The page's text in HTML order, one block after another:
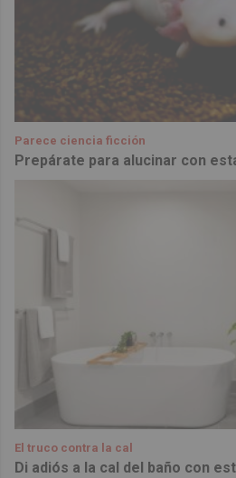
Parece ciencia ficción
Prepárate para alucinar con
El truco contra la cal
Di adiós a la cal del baño con